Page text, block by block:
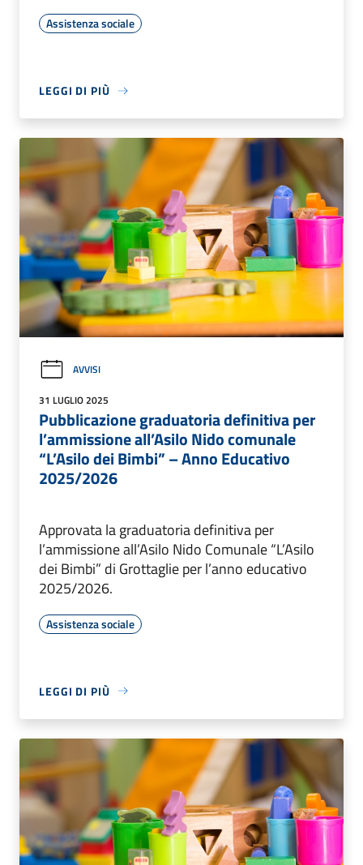
Assistenza sociale
LEGGI DI PIÙ
AVVISI
31 LUGLIO 2025
Pubblicazione graduatoria definitiva per
l’ammissione all’Asilo Nido comunale
“L’Asilo dei Bimbi” – Anno Educativo
2025/2026
Approvata la graduatoria definitiva per
l’ammissione all’Asilo Nido Comunale “L’Asilo
dei Bimbi” di Grottaglie per l’anno educativo
2025/2026.
Assistenza sociale
LEGGI DI PIÙ